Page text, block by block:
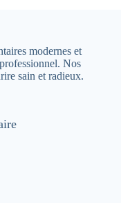
modernes et
Nos
sain et radieux.